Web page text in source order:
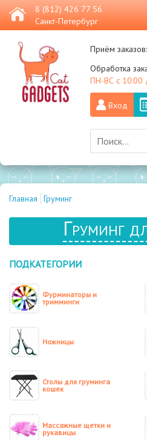
8 (812) 426 77 56
Санкт-Петербург
Приём
Обработка
ПН-ВС с 10:00
Вход
Главная Груминг
Груминг
ПОДКАТЕГОРИИ
Фурминаторы и
тримминги
Ножницы
Столы для груминга
кошек
Массажные щетки и
рукавицы